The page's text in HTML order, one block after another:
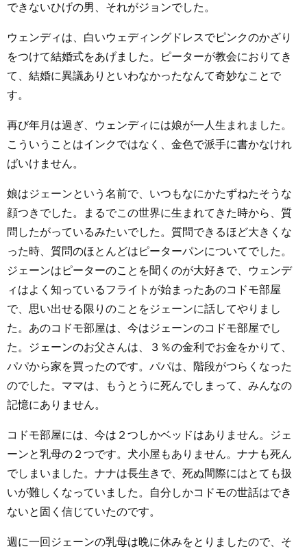
できないひげの男、それがジョンでした。
ウェンディは、白いウェディングドレスでピンクのかざり
をつけて結婚式をあげました。ピーターが教会におりてき
て、結婚に異議ありといわなかったなんて奇妙なことで
す。
再び年月は過ぎ、ウェンディには娘が一人生まれました。
こういうことはインクではなく、金色で派手に書かなけれ
ばいけません。
娘はジェーンという名前で、いつもなにかたずねたそうな
顔つきでした。まるでこの世界に生まれてきた時から、質
問したがっているみたいでした。質問できるほど大きくな
った時、質問のほとんどはピーターパンについてでした。
ジェーンはピーターのことを聞くのが大好きで、ウェンデ
ィはよく知っているフライトが始まったあのコドモ部屋
で、思い出せる限りのことをジェーンに話してやりまし
た。あのコドモ部屋は、今はジェーンのコドモ部屋でし
た。ジェーンのお父さんは、３％の金利でお金をかりて、
パパから家を買ったのです。パパは、階段がつらくなった
のでした。ママは、もうとうに死んでしまって、みんなの
記憶にありません。
コドモ部屋には、今は２つしかベッドはありません。ジェ
ーンと乳母の２つです。犬小屋もありません。ナナも死ん
でしまいました。ナナは長生きで、死ぬ間際にはとても扱
いが難しくなっていました。自分しかコドモの世話はでき
ないと固く信じていたのです。
週に一回ジェーンの乳母は晩に休みをとりましたので、そ